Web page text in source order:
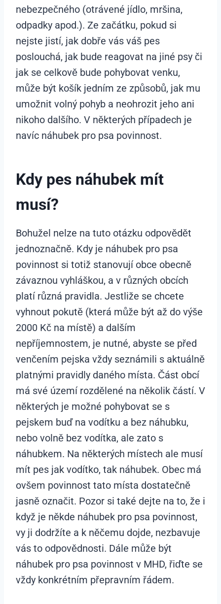
nebezpečného (otrávené jídlo, mršina,
odpadky apod.). Ze začátku, pokud si
nejste jistí, jak dobře vás váš pes
poslouchá, jak bude reagovat na jiné psy či
jak se celkově bude pohybovat venku,
může být košík jedním ze způsobů, jak mu
umožnit volný pohyb a neohrozit jeho ani
nikoho dalšího. V některých případech je
navíc náhubek pro psa povinnost.
Kdy pes náhubek mít
musí?
Bohužel nelze na tuto otázku odpovědět
jednoznačně. Kdy je náhubek pro psa
povinnost si totiž stanovují obce obecně
závaznou vyhláškou, a v různých obcích
platí různá pravidla. Jestliže se chcete
vyhnout pokutě (která může být až do výše
2000 Kč na místě) a dalším
nepříjemnostem, je nutné, abyste se před
venčením pejska vždy seznámili s aktuálně
platnými pravidly daného místa. Část obcí
má své území rozdělené na několik částí. V
některých je možné pohybovat se s
pejskem buď na vodítku a bez náhubku,
nebo volně bez vodítka, ale zato s
náhubkem. Na některých místech ale musí
mít pes jak vodítko, tak náhubek. Obec má
ovšem povinnost tato místa dostatečně
jasně označit. Pozor si také dejte na to, že i
když je někde náhubek pro psa povinnost,
vy ji dodržíte a k něčemu dojde, nezbavuje
vás to odpovědnosti. Dále může být
náhubek pro psa povinnost v MHD, řiďte se
vždy konkrétním přepravním řádem.